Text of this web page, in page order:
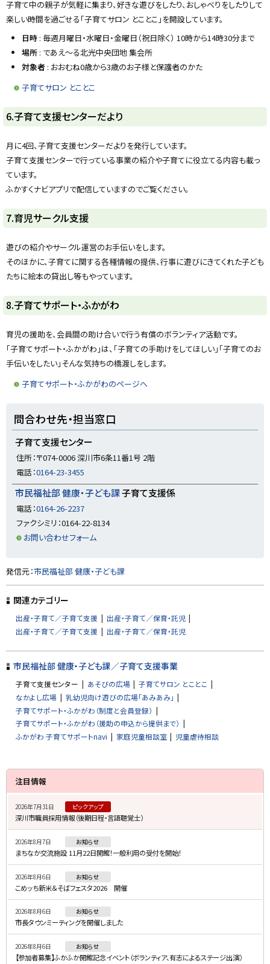
子育て中の親子が気軽に集まり、好きな遊びをしたり、おしゃべりをしたりして
楽しい時間を過ごせる「子育てサロン とことこ」を開設しています。
日時 : 毎週月曜日・水曜日・金曜日（祝日除く） 10時から14時30分まで
場所 : であえ～る北光中央団地 集会所
対象者 : おおむね0歳から3歳のお子様と保護者のかた
子育てサロン とことこ
ト
ッ
プ
に
戻
る
6.子育て支援センターだより
月に4回、子育て支援センターだよりを発行しています。
子育て支援センターで行っている事業の紹介や子育てに役立てる内容も載っ
ています。
ふかすくナビアプリで配信していますのでご覧ください。
ト
ッ
プ
に
戻
7.育児サークル支援
遊びの紹介やサークル運営のお手伝いをします。
そのほかに、子育てに関する各種情報の提供、行事に遊びにきてくれた子ども
たちに絵本の貸出し等もやっています。
ト
ッ
プ
に
戻
8.子育てサポート・ふかがわ
育児の援助を、会員間の助け合いで行う有償のボランティア活動です。
「子育てサポート・ふかがわ」は、「子育ての手助けをしてほしい」「子育てのお
手伝いをしたい」そんな気持ちの橋渡しをします。
子育てサポート・ふかがわのページへ
る
問合わせ先・担当窓口
子育て支援センター
住所：〒074-0006 深川市6条11番1号 2階
電話：0164-23-3455
市民福祉部 健康・子ども課子育て支援係
電話：0164-26-2237
ファクシミリ：0164-22-8134
お問い合わせフォーム
ト
ッ
プ
発信元：市民福祉部 健康・子ども課
関連カテゴリー
出産・子育て／子育て支援
出産・子育て／保育・託児
出産・子育て／子育て支援
出産・子育て／保育・託児
市民福祉部 健康・子ども課／子育て支援事業
子育て支援センター あそびの広場
子育てサロン とことこ
なかよし広場
乳幼児向け遊びの広場「あみあみ」
子育てサポート・ふかがわ（制度と会員登録）
子育てサポート・ふかがわ（援助の申込から提供まで）
ふかがわ 子育てサポートnavi
家庭児童相談室 児童虐待相談
サ
イ
・
メ
ニ
ュ
ー
注目情報
2026年7月31日 ピックアップ
深川市職員採用情報（後期日程・言語聴覚士）
2026年8月7日 お知らせ
まちなか交流施設 11月22日開館！一般利用の受付を開始！
2026年8月6日 お知らせ
こめッち新米＆そばフェスタ2026 開催
2026年8月6日 お知らせ
市長タウンミーティングを開催しました
2026年8月6日 お知らせ
【参加者募集】ふかふか開館記念イベント（ボランティア、有志によるステージ出演）